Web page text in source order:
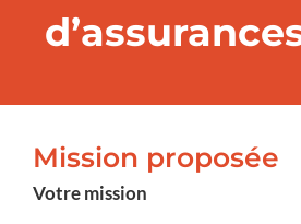
Mission proposée
Votre mission